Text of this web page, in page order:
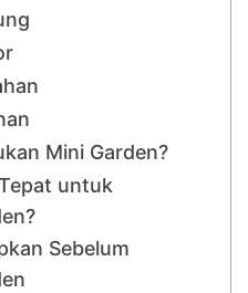
Mini Garden?
untuk
Sebelum